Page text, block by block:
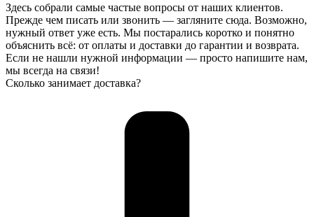
Здесь собрали самые частые вопросы от наших клиентов.
Прежде чем писать или звонить — загляните сюда. Возможно,
нужный ответ уже есть. Мы постарались коротко и понятно
объяснить всё: от оплаты и доставки до гарантии и возврата.
Если не нашли нужной информации — просто напишите нам,
мы всегда на связи!
Сколько занимает доставка?